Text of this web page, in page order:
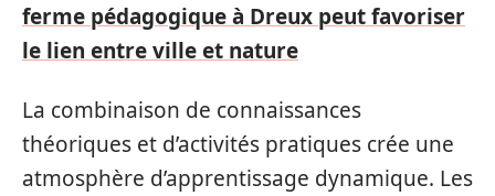
ferme pédagogique à Dreux peut favoriser
le lien entre ville et nature
La combinaison de connaissances
théoriques et d’activités pratiques crée une
atmosphère d’apprentissage dynamique. Les